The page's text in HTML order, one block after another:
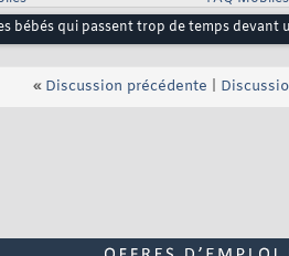
bébés qui passent trop de temps devant
« Discussion précédente